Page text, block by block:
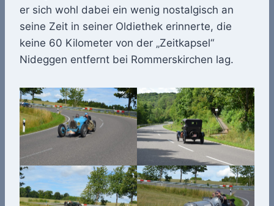
er sich wohl dabei ein wenig nostalgisch an
seine Zeit in seiner Oldiethek erinnerte, die
keine 60 Kilometer von der „Zeitkapsel“
Nideggen entfernt bei Rommerskirchen lag.